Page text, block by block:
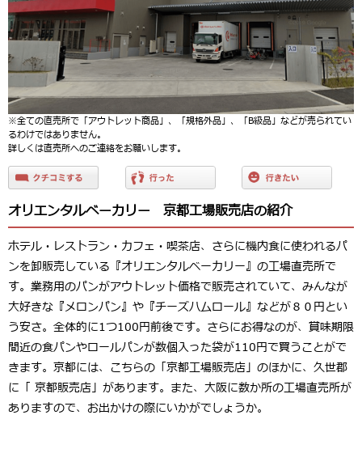
※全ての直売所で「アウトレット商品」、「規格外品」、「B級品」などが売られてい
るわけではありません。
詳しくは直売所へのご連絡をお願いします。
オリエンタルベーカリー 京都工場販売店の紹介
ホテル・レストラン・カフェ・喫茶店、さらに機内食に使われるパ
ンを卸販売している『オリエンタルベーカリー』の工場直売所で
す。業務用のパンがアウトレット価格で販売されていて、みんなが
大好きな『メロンパン』や『チーズハムロール』などが８０円とい
う安さ。全体的に1つ100円前後です。さらにお得なのが、賞味期限
間近の食パンやロールパンが数個入った袋が110円で買うことがで
きます。京都には、こちらの「京都工場販売店」のほかに、久世郡
に「 京都販売店」があります。また、大阪に数か所の工場直売所が
ありますので、お出かけの際にいかがでしょうか。